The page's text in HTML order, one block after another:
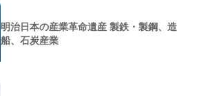
明治日本の産業革命遺産 製鉄・製鋼、造
船、石炭産業